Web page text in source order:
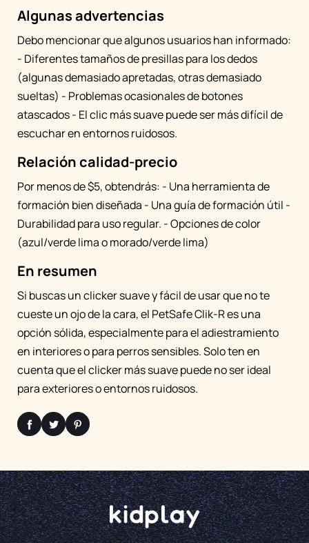
Algunas advertencias
Debo mencionar que algunos usuarios han informado:
- Diferentes tamaños de presillas para los dedos
(algunas demasiado apretadas, otras demasiado
sueltas) - Problemas ocasionales de botones
atascados - El clic más suave puede ser más difícil de
escuchar en entornos ruidosos.
Relación calidad-precio
Por menos de $5, obtendrás: - Una herramienta de
formación bien diseñada - Una guía de formación útil -
Durabilidad para uso regular. - Opciones de color
(azul/verde lima o morado/verde lima)
En resumen
Si buscas un clicker suave y fácil de usar que no te
cueste un ojo de la cara, el PetSafe Clik-R es una
opción sólida, especialmente para el adiestramiento
en interiores o para perros sensibles. Solo ten en
cuenta que el clicker más suave puede no ser ideal
para exteriores o entornos ruidosos.